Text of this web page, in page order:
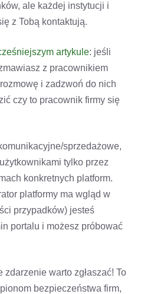
ale każdej instytucji i
z Tobą kontaktują.
artykule: jeśli
z pracownikiem
i zadzwoń do nich
czy to pracownik firmy się
sprzedażowe,
tylko przez
konkretnych platform.
platformy ma wgląd w
przypadków) jesteś
portalu i możesz próbować
zdarzenie warto zgłaszać! To
bezpieczeństwa firm,